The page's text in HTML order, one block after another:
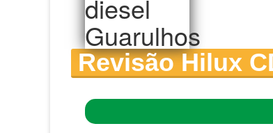
Revisão Hilux